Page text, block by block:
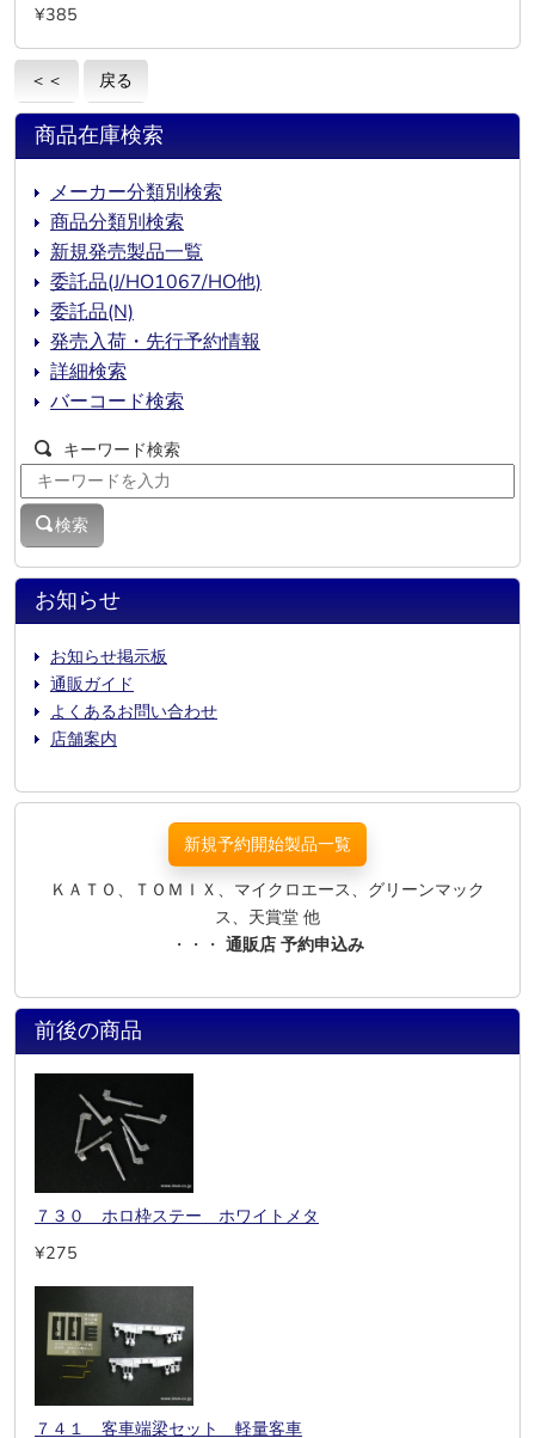
¥385
＜＜ 戻る
お知らせ
お知らせ掲示板
通販ガイド
よくあるお問い合わせ
店舗案内
商品在庫検索
メーカー分類別検索
商品分類別検索
新規発売製品一覧
委託品(J/HO1067/HO他)
委託品(N)
発売入荷・先行予約情報
詳細検索
バーコード検索
キーワード検索
検索
新規予約開始製品一覧
ＫＡＴＯ、ＴＯＭＩＸ、マイクロエース、グリーンマック
ス、天賞堂 他
・・・ 通販店 予約申込み
前後の商品
７３０ ホロ枠ステー ホワイトメタ
¥275
７４１ 客車端梁セット 軽量客車